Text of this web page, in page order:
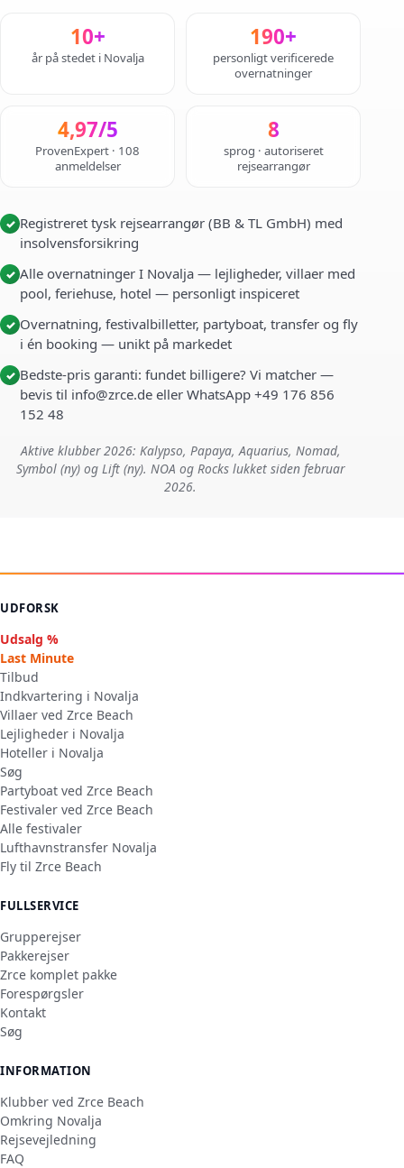
10+
år på stedet i Novalja
190+
personligt verificerede
overnatninger
4,97/5
ProvenExpert · 108
anmeldelser
8
sprog · autoriseret
rejsearrangør
✓ Registreret tysk rejsearrangør (BB & TL GmbH) med
insolvensforsikring
✓ Alle overnatninger I Novalja — lejligheder, villaer med
pool, feriehuse, hotel — personligt inspiceret
✓ Overnatning, festivalbilletter, partyboat, transfer og fly
i én booking — unikt på markedet
✓ Bedste-pris garanti: fundet billigere? Vi matcher —
bevis til info@zrce.de eller WhatsApp +49 176 856
152 48
Aktive klubber 2026: Kalypso, Papaya, Aquarius, Nomad,
Symbol (ny) og Lift (ny). NOA og Rocks lukket siden februar
2026.
UDFORSK
Udsalg %
Last Minute
Tilbud
Indkvartering i Novalja
Villaer ved Zrce Beach
Lejligheder i Novalja
Hoteller i Novalja
Søg
Partyboat ved Zrce Beach
Festivaler ved Zrce Beach
Alle festivaler
Lufthavnstransfer Novalja
Fly til Zrce Beach
FULLSERVICE
Grupperejser
Pakkerejser
Zrce komplet pakke
Forespørgsler
Kontakt
Søg
INFORMATION
Klubber ved Zrce Beach
Omkring Novalja
Rejsevejledning
FAQ